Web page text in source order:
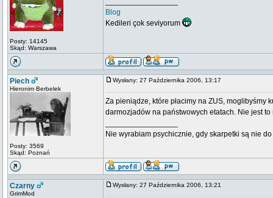
Posty: 14145
Skąd: Warszawa
Blog
Kedileri çok seviyorum
Piech
Hieronim Berbelek
Posty: 3569
Skąd: Poznań
Wysłany: 27 Października 2006, 13:17
Za pieniądze, które płacimy na ZUS,
darmozjadów na państwowych etatach. Nie jest
Nie wyrabiam psychicznie, gdy skarpetki są nie do
Czarny
GrimMod
Wysłany: 27 Października 2006, 13:21